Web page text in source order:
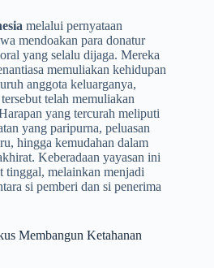
melalui pernyataan
mendoakan para donatur
yang selalu dijaga. Mereka
memuliakan kehidupan
anggota keluarganya,
telah memuliakan
yang tercurah meliputi
yang paripurna, peluasan
hingga kemudahan dalam
Keberadaan yayasan ini
tinggal, melainkan menjadi
si pemberi dan si penerima
Membangun Ketahanan